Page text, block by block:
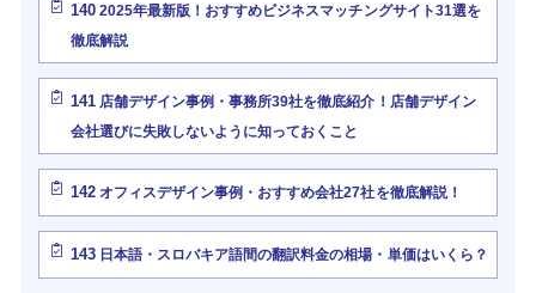
140 2025年最新版！おすすめビジネスマッチングサイト31選を
徹底解説
141 店舗デザイン事例・事務所39社を徹底紹介！店舗デザイン
会社選びに失敗しないように知っておくこと
142 オフィスデザイン事例・おすすめ会社27社を徹底解説！
143 日本語・スロバキア語間の翻訳料金の相場・単価はいくら？